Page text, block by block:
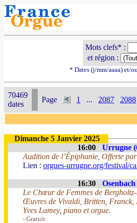
Mots clefs* :
et région :
* Dates (j/mm/aaaa) et/
70469
dates
Page 1 ... 2087 2088
Dimanche 5 Janvier 2025
16:00
Urrugne
Audition de l’Épiphanie, Offerte
Lien : orgues-urrugne.org/festival/
16:30
Le Chœur de Femmes de
Œuvres de Vivaldi, Britten, Franck,
Yves Lamey, piano et orgue.
- Gratuit